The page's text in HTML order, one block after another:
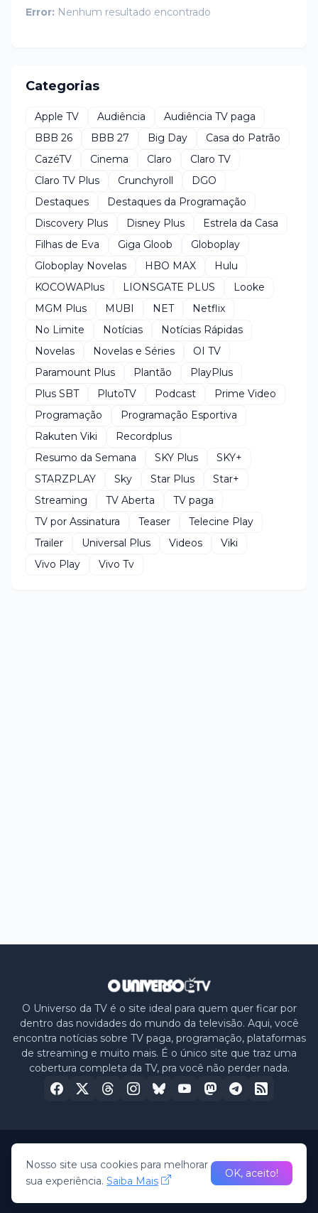
Error: Nenhum resultado encontrado
Categorias
Apple TV Audiência
Audiência TV paga
BBB 26
BBB 27 Big Day
Casa do Patrão
CazéTV
Cinema Claro
Claro TV
Claro TV Plus
Crunchyroll
DGO
Destaques
Destaques da Programação
Discovery Plus
Disney Plus
Estrela da Casa
Filhas de Eva
Giga Gloob
Globoplay
Globoplay Novelas
HBO MAX
Hulu
KOCOWAPlus
LIONSGATE PLUS
Looke
MGM Plus
MUBI NET
Netflix
No Limite
Notícias
Notícias Rápidas
Novelas
Novelas e Séries
OI TV
Paramount Plus
Plantão
PlayPlus
Plus SBT
PlutoTV Podcast
Prime Video
Programação
Programação Esportiva
Rakuten Viki
Recordplus
Resumo da Semana
SKY Plus
SKY+
STARZPLAY
Sky Star Plus
Star+
Streaming
TV Aberta
TV paga
TV por Assinatura
Teaser
Telecine Play
Trailer
Universal Plus Videos
Viki
Vivo Play
Vivo Tv
O Universo da TV é o site ideal para quem quer ficar por
dentro das novidades do mundo da televisão. Aqui, você
encontra notícias sobre TV paga, programação, plataformas
de streaming e muito mais. É o único site que traz uma
cobertura completa da TV, pra você não perder nada.
© 2026 -O Universo da TV • All Rights Reserved
HomeSobre nósPolítica de PrivacidadeContato
Nosso site usa cookies para melhorar
sua experiência. Saiba Mais
OK, aceito!